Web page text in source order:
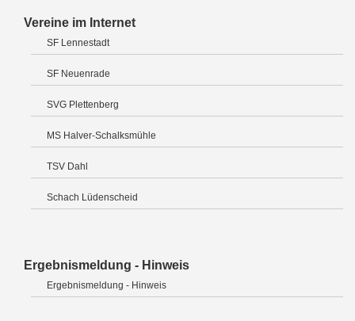
Vereine im Internet
SF Lennestadt
SF Neuenrade
SVG Plettenberg
MS Halver-Schalksmühle
TSV Dahl
Schach Lüdenscheid
Ergebnismeldung - Hinweis
Ergebnismeldung - Hinweis